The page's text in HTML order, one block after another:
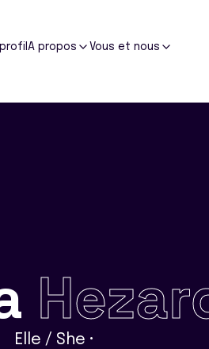
A propos Vous et nous
Elle / She •